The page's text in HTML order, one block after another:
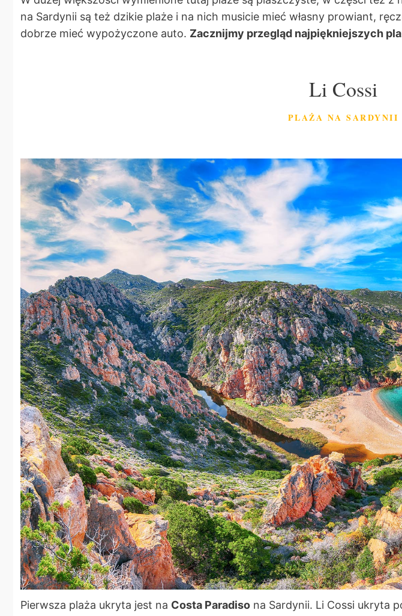
na Sardynii są też dzikie plaże i na nich musicie mieć własny prowiant,
dobrze mieć wypożyczone auto. Zacznijmy przegląd najpiękniejszych
Li Cossi
PLAŻA NA SARDYNII
Pierwsza plaża ukryta jest na Costa Paradiso na Sardynii. Li Cossi ukryta